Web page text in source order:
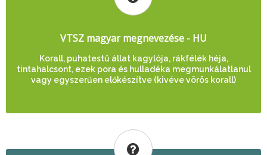
VTSZ magyar megnevezése - HU
Korall, puhatestű állat kagylója, rákfélék héja,
tintahalcsont, ezek pora és hulladéka megmunkálatlanul
vagy egyszerűen előkészítve (kivéve vörös korall)